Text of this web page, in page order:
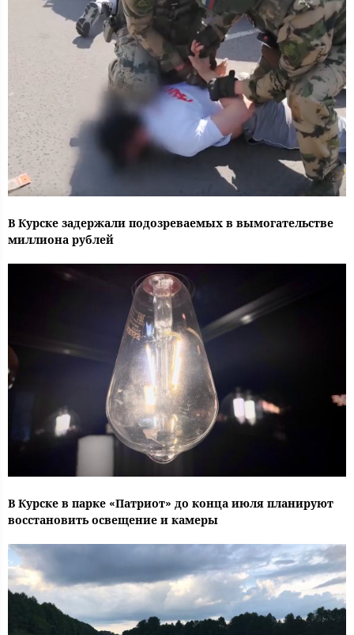
В Курске задержали подозреваемых в вымогательстве
миллиона рублей
В Курске в парке «Патриот» до конца июля планируют
восстановить освещение и камеры